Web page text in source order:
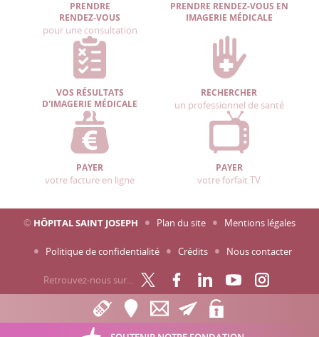
PRENDRE
RENDEZ-VOUS
pour une consultation
PRENDRE RENDEZ-VOUS EN
IMAGERIE MÉDICALE
VOS RÉSULTATS
D'IMAGERIE MÉDICALE
RECHERCHER
un professionnel de santé
PAYER
votre facture en ligne
PAYER
votre forfait TV
© HÔPITAL SAINT JOSEPH Plan du site Mentions légales
Politique de confidentialité Crédits Nous contacter
Retrouvez-nous sur…